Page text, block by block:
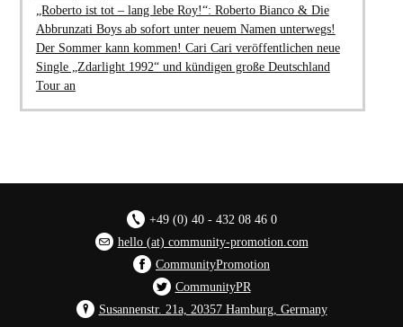
„Roberto ist tot – lang lebe Roy!“: Roberto Bianco & Die
Abbrunzati Boys ab sofort unter neuem Namen unterwegs!
Der Sommer kann kommen! Cari Cari veröffentlichen neue
Single „Zdarlight 1992“ und kündigen große Deutschland
Tour an
+49 (0) 40 - 432 08 46 0
hello (at) community-promotion.com
CommunityPromotion
CommunityPR
Susannenstr. 21a, 20357 Hamburg, Germany